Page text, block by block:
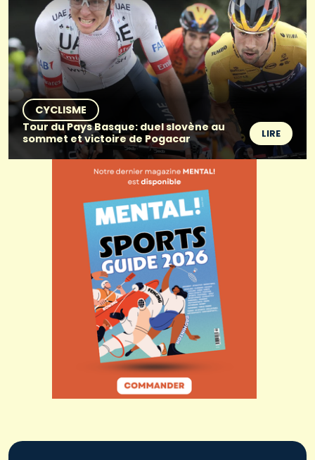
CYCLISME
Tour du Pays Basque: duel slovène au
sommet et victoire de Pogacar
LIRE